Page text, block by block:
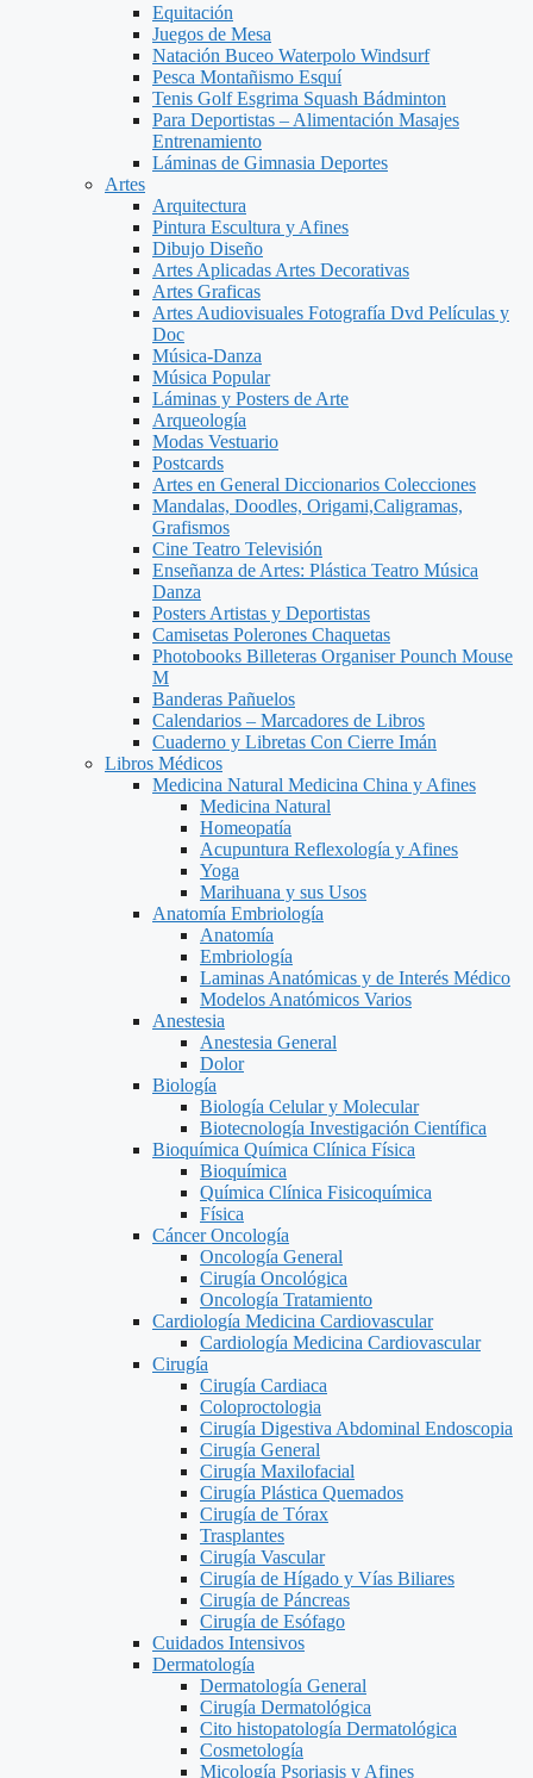
Equitación
Juegos de Mesa
Natación Buceo Waterpolo Windsurf
Pesca Montañismo Esquí
Tenis Golf Esgrima Squash Bádminton
Para Deportistas – Alimentación Masajes
Entrenamiento
Láminas de Gimnasia Deportes
Artes
Arquitectura
Pintura Escultura y Afines
Dibujo Diseño
Artes Aplicadas Artes Decorativas
Artes Graficas
Artes Audiovisuales Fotografía Dvd Películas y
Doc
Música-Danza
Música Popular
Láminas y Posters de Arte
Arqueología
Modas Vestuario
Postcards
Artes en General Diccionarios Colecciones
Mandalas, Doodles, Origami,Caligramas,
Grafismos
Cine Teatro Televisión
Enseñanza de Artes: Plástica Teatro Música
Danza
Posters Artistas y Deportistas
Camisetas Polerones Chaquetas
Photobooks Billeteras Organiser Pounch Mouse
M
Banderas Pañuelos
Calendarios – Marcadores de Libros
Cuaderno y Libretas Con Cierre Imán
Libros Médicos
Medicina Natural Medicina China y Afines
Medicina Natural
Homeopatía
Acupuntura Reflexología y Afines
Yoga
Marihuana y sus Usos
Anatomía Embriología
Anatomía
Embriología
Laminas Anatómicas y de Interés Médico
Modelos Anatómicos Varios
Anestesia
Anestesia General
Dolor
Biología
Biología Celular y Molecular
Biotecnología Investigación Científica
Bioquímica Química Clínica Física
Bioquímica
Química Clínica Fisicoquímica
Física
Cáncer Oncología
Oncología General
Cirugía Oncológica
Oncología Tratamiento
Cardiología Medicina Cardiovascular
Cardiología Medicina Cardiovascular
Cirugía
Cirugía Cardiaca
Coloproctologia
Cirugía Digestiva Abdominal Endoscopia
Cirugía General
Cirugía Maxilofacial
Cirugía Plástica Quemados
Cirugía de Tórax
Trasplantes
Cirugía Vascular
Cirugía de Hígado y Vías Biliares
Cirugía de Páncreas
Cirugía de Esófago
Cuidados Intensivos
Dermatología
Dermatología General
Cirugía Dermatológica
Cito histopatología Dermatológica
Cosmetología
Micología Psoriasis y Afines